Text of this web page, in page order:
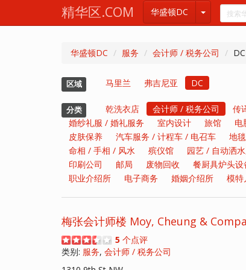
精华区.COM 华盛顿DC
华盛顿DC 服务 会计师 / 税务公司 DC
区域 马里兰 弗吉尼亚 DC
分类 乾洗衣店 会计师 / 税务公司 传
婚纱礼服 / 婚礼服务
室内设计 旅馆 电
皮肤保养
汽车服务 / 计程车 / 电召车 地
命相 / 手相 / 风水
殡仪馆 园艺 / 自动洒
印刷公司
邮局 废物回收 餐厨具炉头
职业介绍所
电子商务 婚姻介绍所 模特
梅张会计师楼 Moy, Cheung &
5 个点评
类别: 服务, 会计师 / 税务公司